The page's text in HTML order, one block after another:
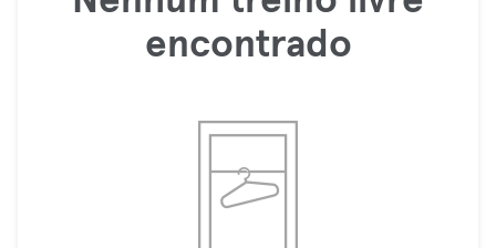
encontrado